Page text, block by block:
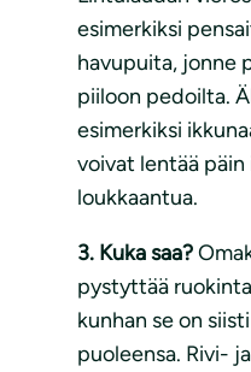
esimerkiksi
havupuita, jonne
piiloon pedoilta.
esimerkiksi
voivat lentää päin
loukkaantua.
3. Kuka saa?
pystyttää
kunhan se on
puoleensa. Rivi-